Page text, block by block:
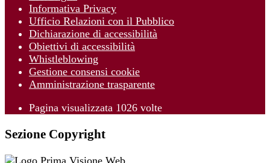
Informativa Privacy
Ufficio Relazioni con il Pubblico
Dichiarazione di accessibilità
Obiettivi di accessibilità
Whistleblowing
Gestione consensi cookie
Amministrazione trasparente
Pagina visualizzata 1026 volte
Sezione Copyright